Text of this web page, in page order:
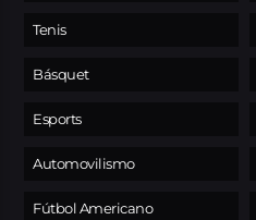
Tenis
Básquet
Esports
Automovilismo
Fútbol Americano